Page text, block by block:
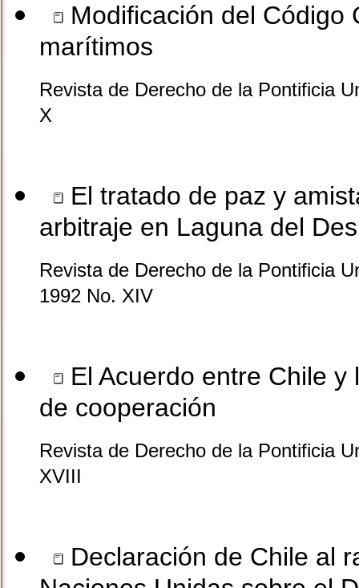
Modificación del Código
marítimos
Revista de Derecho de la Pontificia
X
El tratado de paz y
arbitraje en Laguna del
Revista de Derecho de la Pontificia
1992 No. XIV
El Acuerdo entre Chile
de cooperación
Revista de Derecho de la Pontificia
XVIII
Declaración de Chile al